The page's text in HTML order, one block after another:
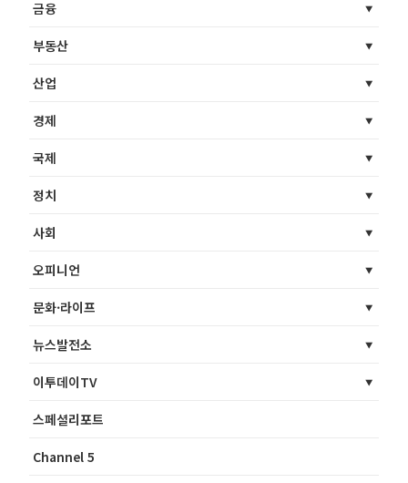
금융
부동산
산업
경제
국제
정치
사회
오피니언
문화·라이프
뉴스발전소
이투데이TV
스페셜리포트
Channel 5